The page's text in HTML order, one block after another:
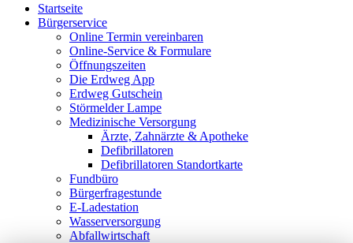
Startseite
Bürgerservice
Online Termin vereinbaren
Online-Service & Formulare
Öffnungszeiten
Die Erdweg App
Erdweg Gutschein
Störmelder Lampe
Medizinische Versorgung
Ärzte, Zahnärzte & Apotheke
Defibrillatoren
Defibrillatoren Standortkarte
Fundbüro
Bürgerfragestunde
E-Ladestation
Wasserversorgung
Abfallwirtschaft